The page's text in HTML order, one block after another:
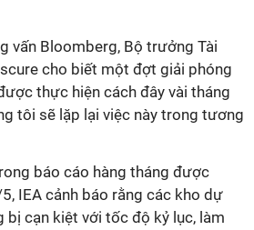
vấn Bloomberg, Bộ trưởng Tài
cho biết một đợt giải phóng
thực hiện cách đây vài tháng
tôi sẽ lặp lại việc này trong tương
báo cáo hàng tháng được
IEA cảnh báo rằng các kho dự
bị cạn kiệt với tốc độ kỷ lục, làm